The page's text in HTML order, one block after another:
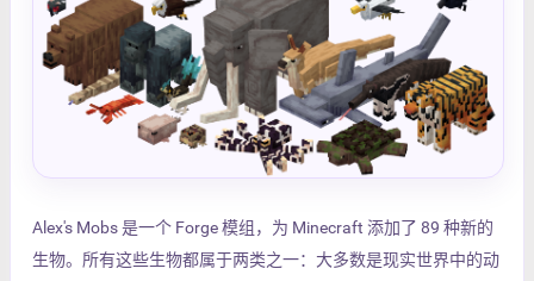
Alex's Mobs 是一个 Forge 模组，为 Minecraft 添加了 89 种新的
生物。所有这些生物都属于两类之一：大多数是现实世界中的动